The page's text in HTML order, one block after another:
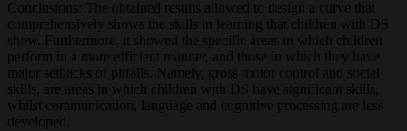
Conclusions: The obtained results allowed to design a curve that
comprehensively shows the skills in learning that children with DS
show. Furthermore, it showed the specific areas in which children
perform in a more efficient manner, and those in which they have
major setbacks or pitfalls. Namely, gross motor control and social
skills, are areas in which children with DS have significant skills,
whilst communication, language and cognitive processing are less
developed.